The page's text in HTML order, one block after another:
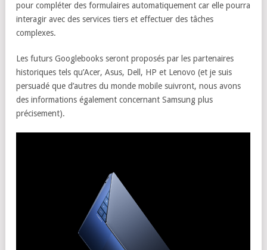
pour compléter des formulaires automatiquement car elle pourra
interagir avec des services tiers et effectuer des tâches
complexes.
Les futurs Googlebooks seront proposés par les partenaires
historiques tels qu’Acer, Asus, Dell, HP et Lenovo (et je suis
persuadé que d’autres du monde mobile suivront, nous avons
des informations également concernant Samsung plus
précisement).